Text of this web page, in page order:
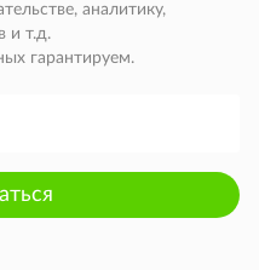
аналитику,
и т.д.
гарантируем.